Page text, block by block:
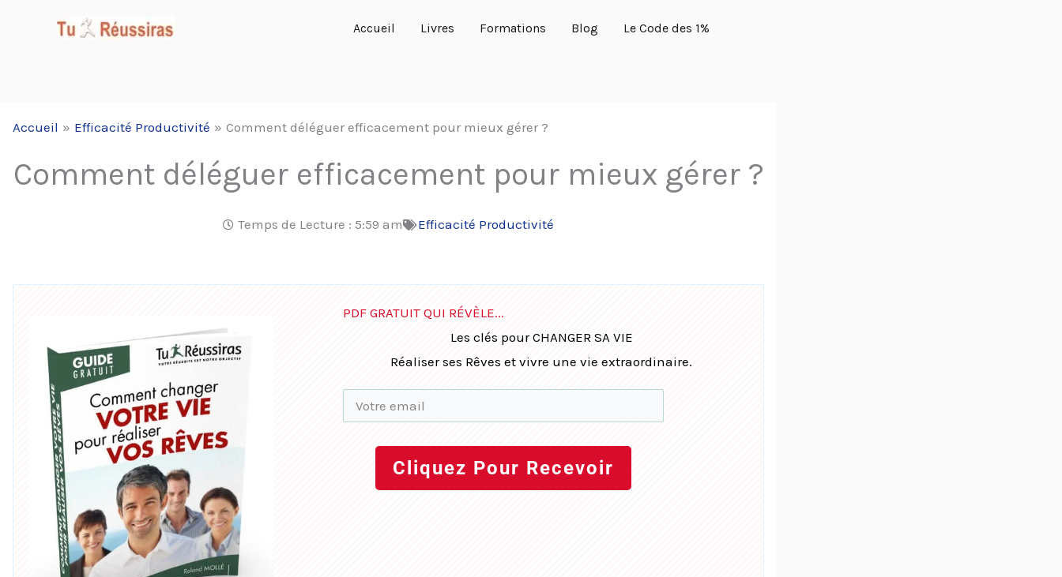
Accueil Livres Formations Blog Le Code des 1%
Accueil Efficacité Productivité Comment déléguer efficacement pour mieux gérer ?
Comment déléguer efficacement pour mieux gérer ?
Temps de Lecture : 5:59 am Efficacité Productivité
PDF GRATUIT QUI RÉVÈLE...
Les clés pour CHANGER SA VIE
Réaliser ses Rêves et vivre une vie extraordinaire.
Cliquez Pour Recevoir